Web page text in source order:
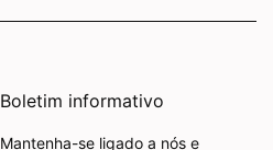
Boletim informativo
Mantenha-se ligado a nós e